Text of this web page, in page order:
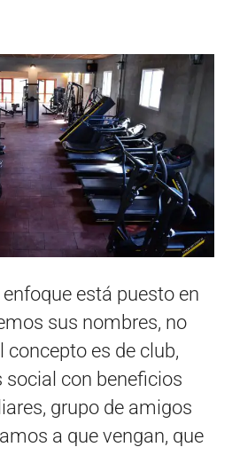
está puesto en
sus nombres, no
concepto es de club,
con beneficios
grupo de amigos
a que vengan, que